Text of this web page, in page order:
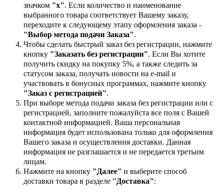
значком "х". Если количество и наименование
выбранного товара соответствует Вашему заказу,
переходите к следующему этапу оформления заказа -
"Выбор метода подачи Заказа".
Чтобы сделать быстрый заказ без регистрации, нажмите
кнопку "Заказать без регистрации". Если Вы хотите
получить скидку на покупку 5%, а также следить за
статусом заказа, получать новости на e-mail и
участвовать в бонусных программах, нажмите кнопку
"Заказ с регистрацией".
При выборе метода подачи заказа без регистрации или с
регистрацией, заполните пожалуйста все поля с Вашей
контактной информацией. Ваша персональная
информация будет использована только для оформления
Вашего заказа и осуществления доставки. Данная
информация не разглашается и не передается третьим
лицам.
Нажмите на кнопку "Далее" и выберите способ
доставки товара в разделе ''Доставка":